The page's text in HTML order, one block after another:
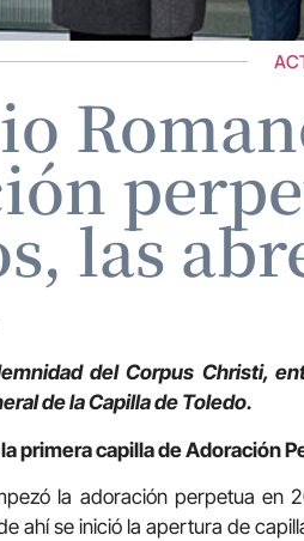
las
del Corpus Christi,
de la Capilla de Toledo.
primera capilla de Adoración
la adoración perpetua en
ahí se inició la apertura de